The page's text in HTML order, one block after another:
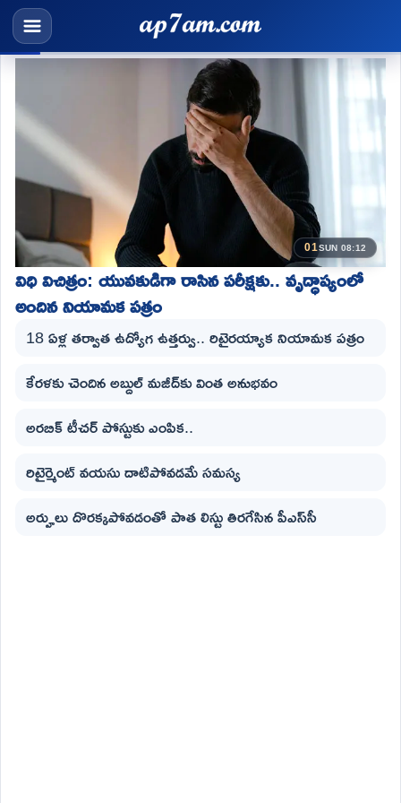
01SUN 08:12
విధి విచిత్రం: యువకుడిగా రాసిన పరీక్షకు.. వృద్ధాప్యంలో
అందిన నియామక పత్రం
18 ఏళ్ల తర్వాత ఉద్యోగ ఉత్తర్వు.. రిటైరయ్యాక నియామక పత్రం
కేరళకు చెందిన అబ్దుల్ మజీద్‌కు వింత అనుభవం
అరబిక్ టీచర్ పోస్టుకు ఎంపిక..
రిటైర్మెంట్ వయసు దాటిపోవడమే సమస్య
అర్హులు దొరక్కపోవడంతో పాత లిస్టు తిరగేసిన పీఎస్‌సీ